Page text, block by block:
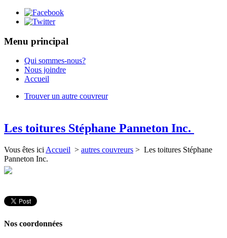
Menu principal
Qui sommes-nous?
Nous joindre
Accueil
Trouver un autre couvreur
Les toitures Stéphane Panneton Inc.
Vous êtes ici Accueil > autres couvreurs > Les toitures Stéphane
Panneton Inc.
Nos coordonnées